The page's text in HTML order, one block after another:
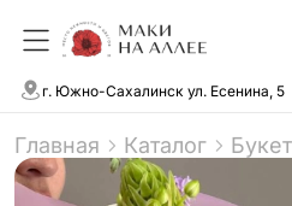
г. Южно-Сахалинск ул. Есенина, 5
Главная Каталог